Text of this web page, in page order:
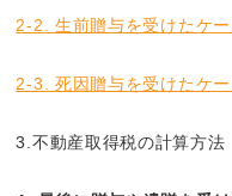
2-2. 生前贈与を受けたケー
2-3. 死因贈与を受けたケー
3.不動産取得税の計算方法